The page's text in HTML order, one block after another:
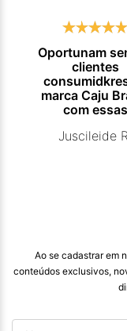
Oportunam
clientes
marca Caju
com essas
promocionais
qualidade que
entregam.
#
Juscileide
Ao se cadastrar em
conteúdos exclusivos,